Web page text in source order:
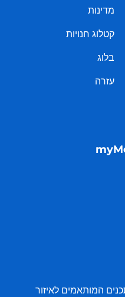
מדינות
קטלוג חנויות
בלוג
עזרה
המותאמים לאיזור